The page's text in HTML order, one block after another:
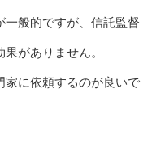
一般的ですが、信託監督
がありません。
家に依頼するのが良いで